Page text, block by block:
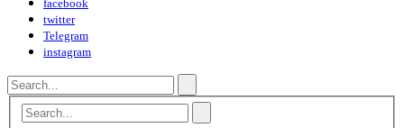
facebook
twitter
Telegram
instagram